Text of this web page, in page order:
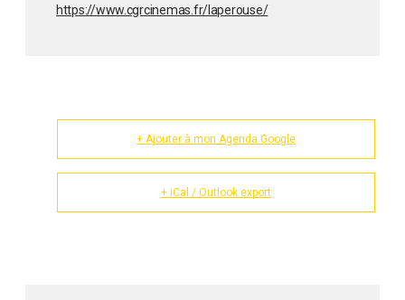
https://www.cgrcinemas.fr/laperouse/
+ Ajouter à mon Agenda Google
+ iCal / Outlook export